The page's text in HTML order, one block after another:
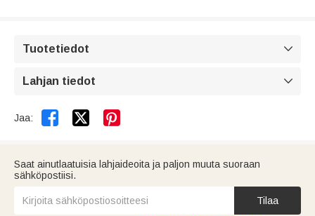
Tuotetiedot 
Lahjan tiedot 
Jaa:  
Saat ainutlaatuisia lahjaideoita ja paljon muuta suoraan
sähköpostiisi.
Tilaa